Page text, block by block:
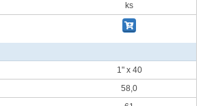
ks
1" x 40
58,0